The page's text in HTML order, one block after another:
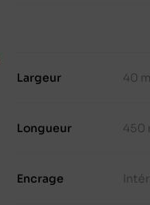
Largeur 40
Longueur 450
Encrage